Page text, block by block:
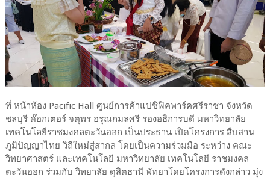
ที่ หน้าห้อง Pacific Hall ศูนย์การค้าแปซิฟิคพาร์คศรีราชา จังหวัด
ชลบุรี ด๊อกเตอร์ จตุพร อรุณกมลศรี รองอธิการบดี มหาวิทยาลัย
เทคโนโลยีราชมงคลตะวันออก เป็นประธาน เปิดโครงการ สืบสาน
ภูมิปัญญาไทย วิถีใหม่สู่สากล โดยเป็นความร่วมมือ ระหว่าง คณะ
วิทยาศาสตร์ และเทคโนโลยี มหาวิทยาลัย เทคโนโลยี ราชมงคล
ตะวันออก ร่วมกับ วิทยาลัย ดุสิตธานี พัทยาโดยโครงการดังกล่าว มุ่ง